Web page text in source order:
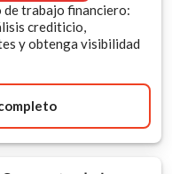
de trabajo financiero:
crediticio,
y obtenga visibilidad